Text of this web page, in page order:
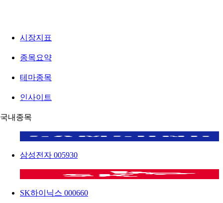
시장지표
종목요약
테마종목
인사이트
국내종목
삼성전자 005930
SK하이닉스 000660